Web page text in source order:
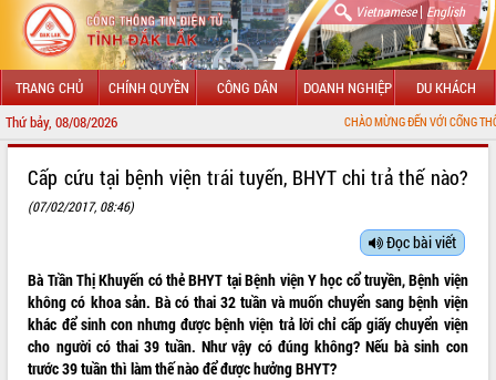
Vietnamese| English
TRANG CHỦ CHÍNH QUYỀN CÔNG DÂN DOANH NGHIỆP DU KHÁCH
Thứ bảy, 08/08/2026 CHÀO MỪNG ĐẾN VỚI CỔNG THÔNG TIN
LÃNH ĐẠO UBND TỈNH
SỞ, BAN, NGÀNH
UBND CÁC XÃ, PHƯỜNG
Cấp cứu tại bệnh viện trái tuyến, BHYT chi trả thế nào?
(07/02/2017, 08:46)
Đọc bài viết
Bà Trần Thị Khuyến có thẻ BHYT tại Bệnh viện Y học cổ truyền, Bệnh viện
không có khoa sản. Bà có thai 32 tuần và muốn chuyển sang bệnh viện
khác để sinh con nhưng được bệnh viện trả lời chỉ cấp giấy chuyển viện
cho người có thai 39 tuần. Như vậy có đúng không? Nếu bà sinh con
trước 39 tuần thì làm thế nào để được hưởng BHYT?